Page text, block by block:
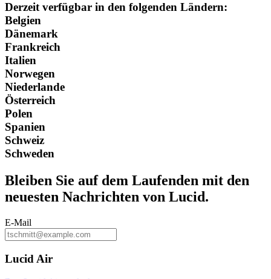
Derzeit verfügbar in den folgenden Ländern:
Belgien
Dänemark
Frankreich
Italien
Norwegen
Niederlande
Österreich
Polen
Spanien
Schweiz
Schweden
Bleiben Sie auf dem Laufenden mit den
neuesten Nachrichten von Lucid.
E-Mail
Lucid Air